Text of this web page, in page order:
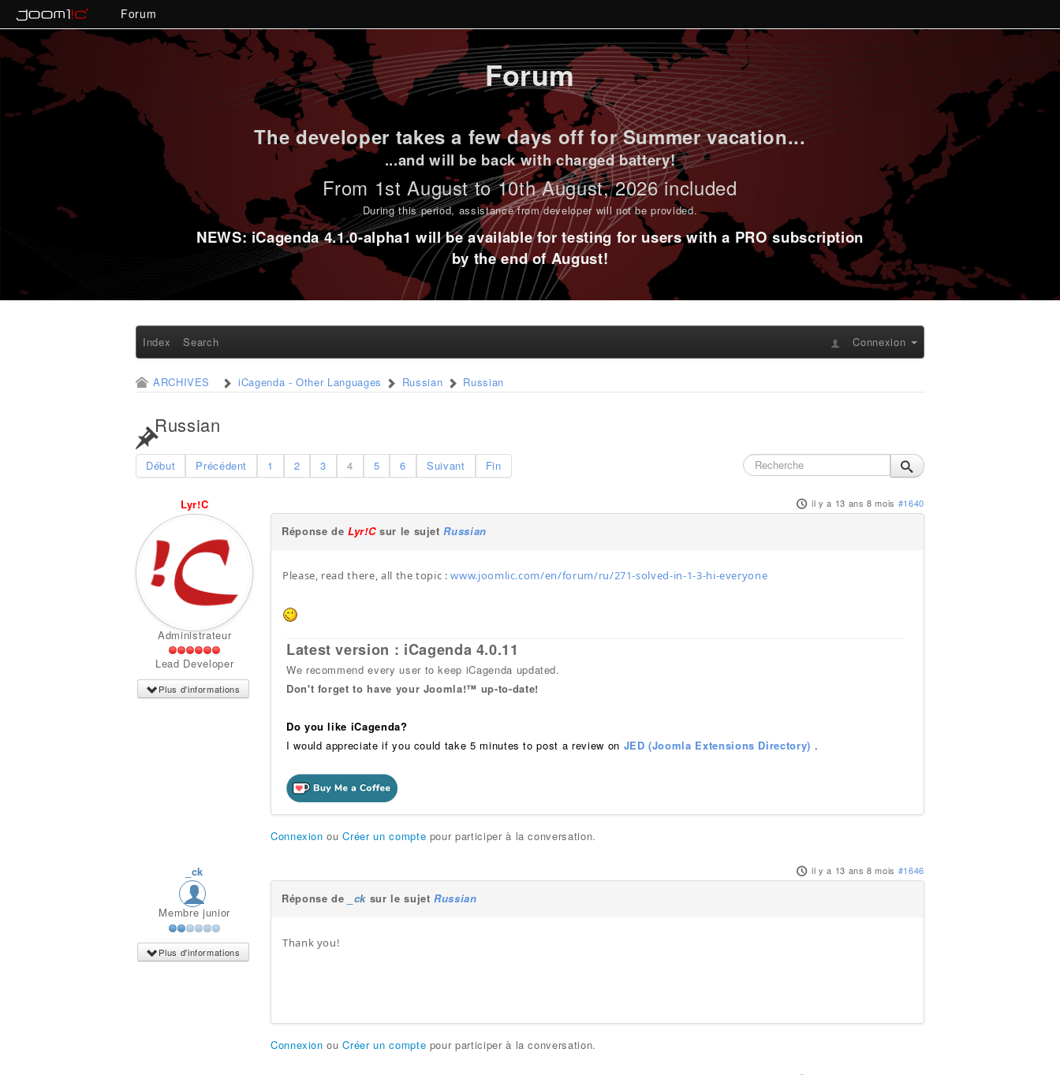
Forum
Forum
The developer takes a few days off for Summer vacation...
...and will be back with charged battery!
From 1st August to 10th August, 2026 included
During this period, assistance from developer will not be provided.
NEWS: iCagenda 4.1.0-alpha1 will be available for testing for users with a PRO subscription
by the end of August!
Index Search Connexion
ARCHIVES iCagenda - Other Languages Russian Russian
Russian
Début Précédent 1 2 3 4 5 6 Suivant Fin
Lyr!C
Administrateur
Lead Developer
Plus d'informations
il y a 13 ans 8 mois #1640
Réponse deLyr!Csur le sujetRussian
Please, read there, all the topic :www.joomlic.com/en/forum/ru/271-solved-in-1-3-hi-everyone
Latest version : iCagenda 4.0.11
We recommend every user to keep iCagenda updated.
Don't forget to have your Joomla!™ up-to-date!
Do you like iCagenda?
I would appreciate if you could take 5 minutes to post a review on JED (Joomla Extensions Directory) .
Connexion ouCréer un compte pour participer à la conversation.
_ck
Membre junior
Plus d'informations
il y a 13 ans 8 mois #1646
Réponse de _ck sur le sujetRussian
Thank you!
Connexion ouCréer un compte pour participer à la conversation.